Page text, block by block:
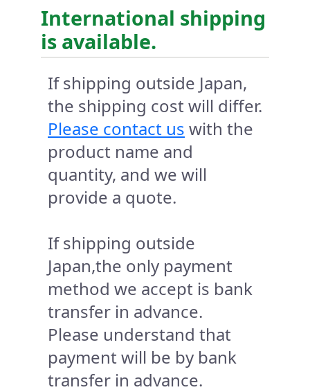
International shipping
is available.
If shipping outside Japan,
the shipping cost will differ.
Please contact us with the
product name and
quantity, and we will
provide a quote.
If shipping outside
Japan,the only payment
method we accept is bank
transfer in advance.
Please understand that
payment will be by bank
transfer in advance.